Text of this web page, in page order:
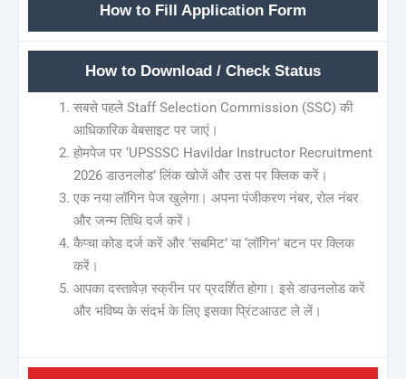
How to Fill Application Form
How to Download / Check Status
सबसे पहले Staff Selection Commission (SSC) की
आधिकारिक वेबसाइट पर जाएं।
होमपेज पर ‘UPSSSC Havildar Instructor Recruitment
2026 डाउनलोड’ लिंक खोजें और उस पर क्लिक करें।
एक नया लॉगिन पेज खुलेगा। अपना पंजीकरण नंबर, रोल नंबर
और जन्म तिथि दर्ज करें।
कैप्चा कोड दर्ज करें और ‘सबमिट’ या ‘लॉगिन’ बटन पर क्लिक
करें।
आपका दस्तावेज़ स्क्रीन पर प्रदर्शित होगा। इसे डाउनलोड करें
और भविष्य के संदर्भ के लिए इसका प्रिंटआउट ले लें।